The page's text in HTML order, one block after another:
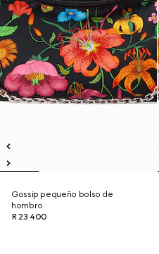
Gossip pequeño bolso de
hombro
R 23 400